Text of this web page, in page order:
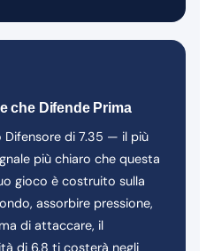
che Difende Prima
Difensore di 7.35 — il più
più chiaro che questa
gioco è costruito sulla
assorbire pressione,
di attaccare, il
di 6.8 ti costerà negli